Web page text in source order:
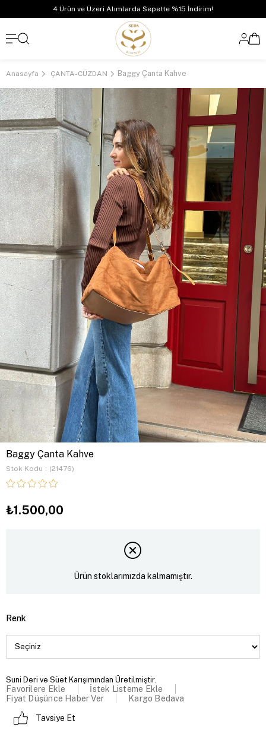
4 Ürün ve Üzeri Alımlarda Sepette %15 İndirim!
Anasayfa ÇANTA-CÜZDAN Baggy Çanta Kahve
Baggy Çanta Kahve
Stok Kodu (21476)
₺1.500,00
Ürün stoklarımızda kalmamıştır.
Renk
Suni Deri ve Süet Karışımından Üretilmiştir.
Favorilere Ekle
İstek Listeme Ekle
Fiyat Düşünce Haber Ver
Kargo Bedava
Tavsiye Et